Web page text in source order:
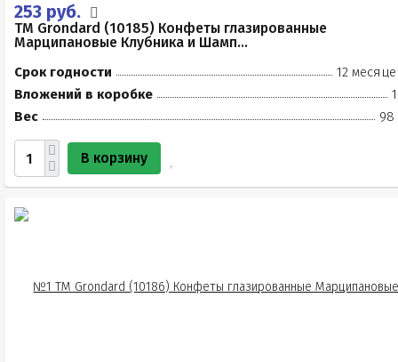
253 руб.
TM Grondard (10185) Конфеты глазированные
Марципановые Клубника и Шамп...
Срок годности
12
Вложений в коробке
Вес
98
В корзину